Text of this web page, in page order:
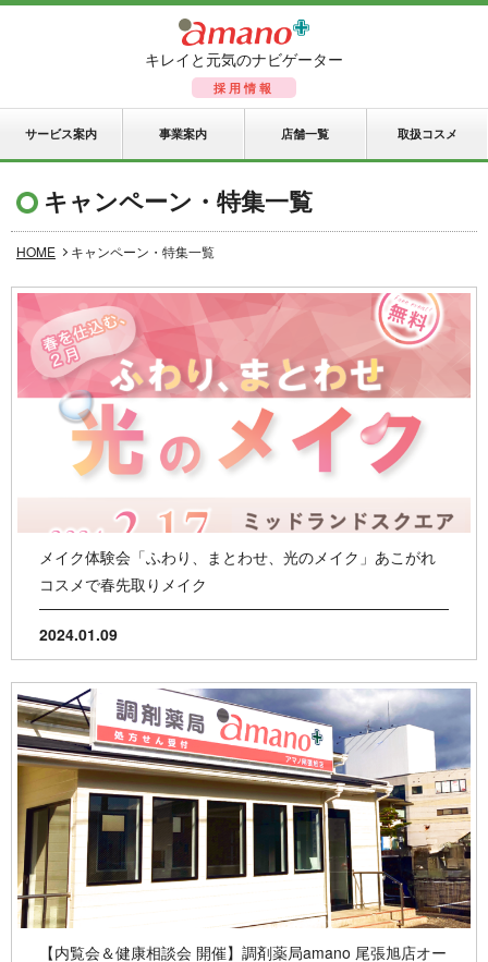
キレイと元気のナビゲーター
採用情報
サービス案内 事業案内 店舗一覧 取扱コスメ
キャンペーン・特集一覧
HOME キャンペーン・特集一覧
メイク体験会「ふわり、まとわせ、光のメイク」あこがれ
コスメで春先取りメイク
2024.01.09
【内覧会＆健康相談会 開催】調剤薬局amano 尾張旭店オー